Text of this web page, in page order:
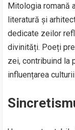
Mitologia romană
literatură și
dedicate zeilor
divinități. Poeți
zei, contribuind la
influențarea